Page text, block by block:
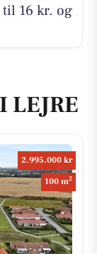
16 kr. og
LEJRE
2.995.000 kr
100 m2